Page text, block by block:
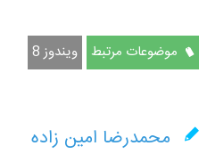
موضوعات مرتبط ویندوز 8
محمدرضا امین زاده